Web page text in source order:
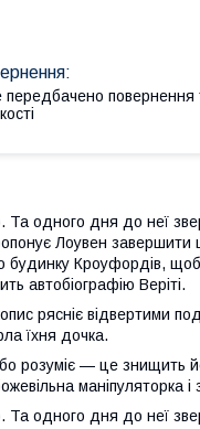
передбачено повернення
одного дня до неї
Лоувен завершити
будинку Кроуфордів,
автобіографію Веріті.
рясніє відвертими
їхня дочка.
розуміє — це знищить
маніпуляторка і
одного дня до неї